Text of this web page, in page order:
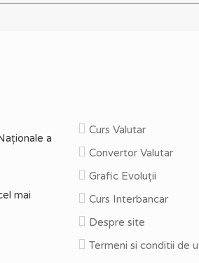
a
mai
Curs Valutar
Convertor Valutar
Grafic Evoluții
Curs Interbancar
Despre site
Termeni si conditii de